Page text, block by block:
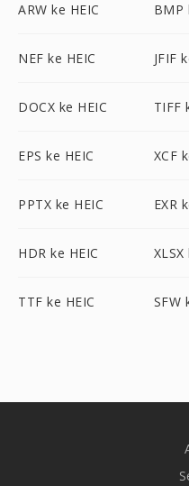
ARW ke HEIC BMP
NEF ke HEIC JFIF
DOCX ke HEIC TIFF
EPS ke HEIC XCF
PPTX ke HEIC EXR
HDR ke HEIC XLSX
TTF ke HEIC SFW